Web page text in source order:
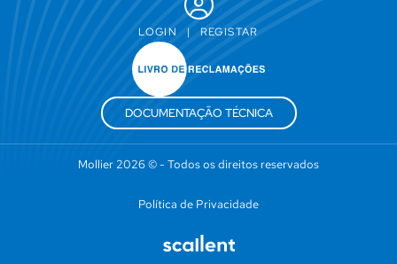
LOGIN | REGISTAR
DOCUMENTAÇÃO TÉCNICA
Mollier 2026 © - Todos os direitos reservados
Política de Privacidade